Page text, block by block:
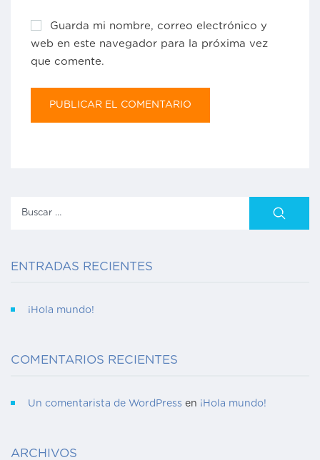
Guarda mi nombre, correo electrónico y
web en este navegador para la próxima vez
que comente.
Buscar:
ENTRADAS RECIENTES
¡Hola mundo!
COMENTARIOS RECIENTES
Un comentarista de WordPress en ¡Hola mundo!
ARCHIVOS